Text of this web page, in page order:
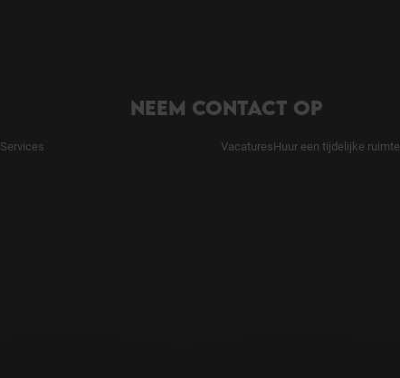
Services
NEEM CONTACT OP
VacaturesHuur een tijdelijke ruimte